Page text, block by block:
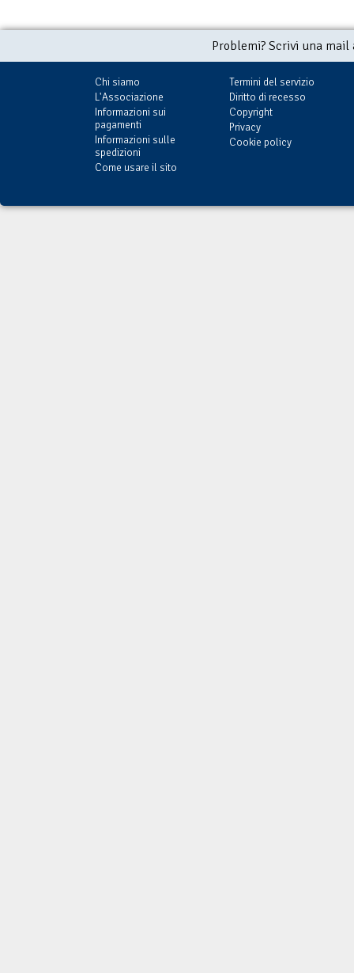
Problemi? Scrivi una
Chi siamo
L'Associazione
Informazioni sui
pagamenti
Informazioni sulle
spedizioni
Come usare il sito
Termini del servizio
Diritto di recesso
Copyright
Privacy
Cookie policy